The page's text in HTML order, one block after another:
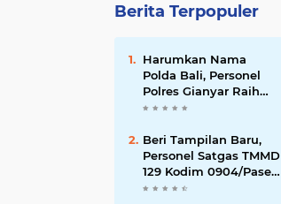
Berita Terpopuler
Harumkan Nama
Polda Bali, Personel
Polres Gianyar Raih
Penghargaan
Beri Tampilan Baru,
Personel Satgas TMMD
129 Kodim 0904/Paser
Cat Atap Rumah